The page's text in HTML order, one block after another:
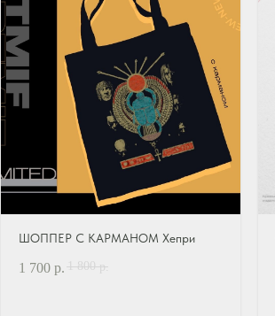
ШОППЕР С КАРМАНОМ Хепри
1 700 р. 1 800 р.